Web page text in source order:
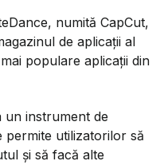
numită CapCut,
de aplicații al
populare aplicații din
un instrument de
utilizatorilor să
și să facă alte